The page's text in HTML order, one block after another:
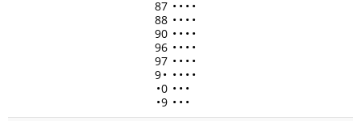
87 • • • •
88 • • • •
90 • • • •
96 • • • •
97 • • • •
9• • • • •
•0 • • •
•9 • • •